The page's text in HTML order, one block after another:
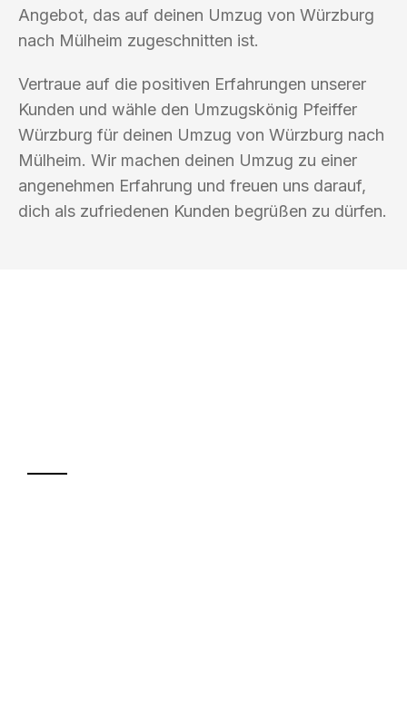
Angebot, das auf deinen Umzug von Würzburg
nach Mülheim zugeschnitten ist.
Vertraue auf die positiven Erfahrungen unserer
Kunden und wähle den Umzugskönig Pfeiffer
Würzburg für deinen Umzug von Würzburg nach
Mülheim. Wir machen deinen Umzug zu einer
angenehmen Erfahrung und freuen uns darauf,
dich als zufriedenen Kunden begrüßen zu dürfen.